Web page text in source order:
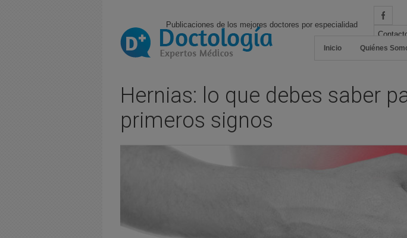
Publicaciones de los mejores doctores por especialidad
Inicio Quiénes
Hernias: lo que debes saber
primeros signos